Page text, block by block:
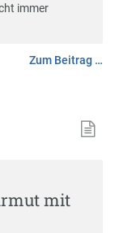
immer
Zum Beitrag …
mit